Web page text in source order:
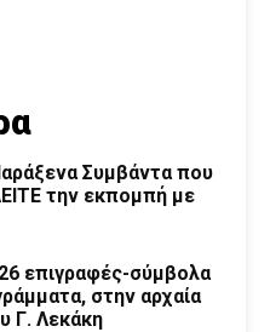
Συμβάντα που
την εκπομπή με
επιγραφές-σύμβολα
στην αρχαία
Γ. Λεκάκη